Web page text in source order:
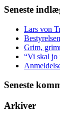
Seneste
Lars von
Grim,
“Vi skal jo
Seneste
Arkiver